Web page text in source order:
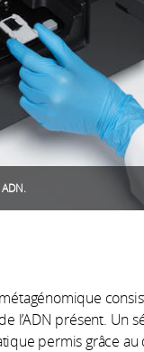
l’ADN présent. Un
permis grâce